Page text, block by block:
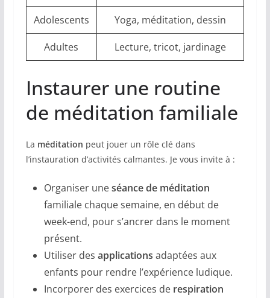
Adolescents Yoga, méditation, dessin
Adultes Lecture, tricot, jardinage
Instaurer une routine
de méditation familiale
La méditation peut jouer un rôle clé dans
l’instauration d’activités calmantes. Je vous invite à :
Organiser uneséance de méditation
familiale chaque semaine, en début de
week-end, pour s’ancrer dans le moment
présent.
Utiliser des applications adaptées aux
enfants pour rendre l’expérience ludique.
Incorporer des exercices de respiration